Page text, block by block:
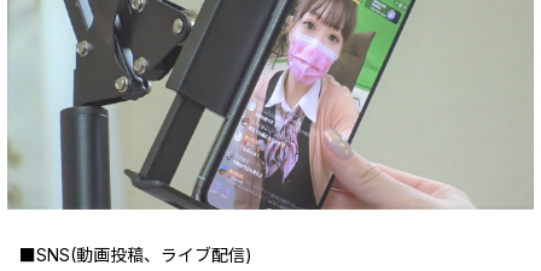
■SNS(動画投稿、ライブ配信)